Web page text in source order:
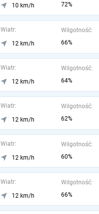
10 km/h
72%
Wiatr:
12 km/h
Wilgotność:
66%
Wiatr:
12 km/h
Wilgotność:
64%
Wiatr:
12 km/h
Wilgotność:
62%
Wiatr:
12 km/h
Wilgotność:
60%
Wiatr:
12 km/h
Wilgotność:
66%